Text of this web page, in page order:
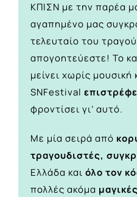
ΚΠΙΣΝ με την παρέα
αγαπημένο μας
τελευταίο του
απογοητεύεστε! Το
μείνει χωρίς μουσική
SNFestival
φροντίσει γι’ αυτό.
Με μία σειρά από
τραγουδιστές,
Ελλάδα και όλο τον
πολλές ακόμα